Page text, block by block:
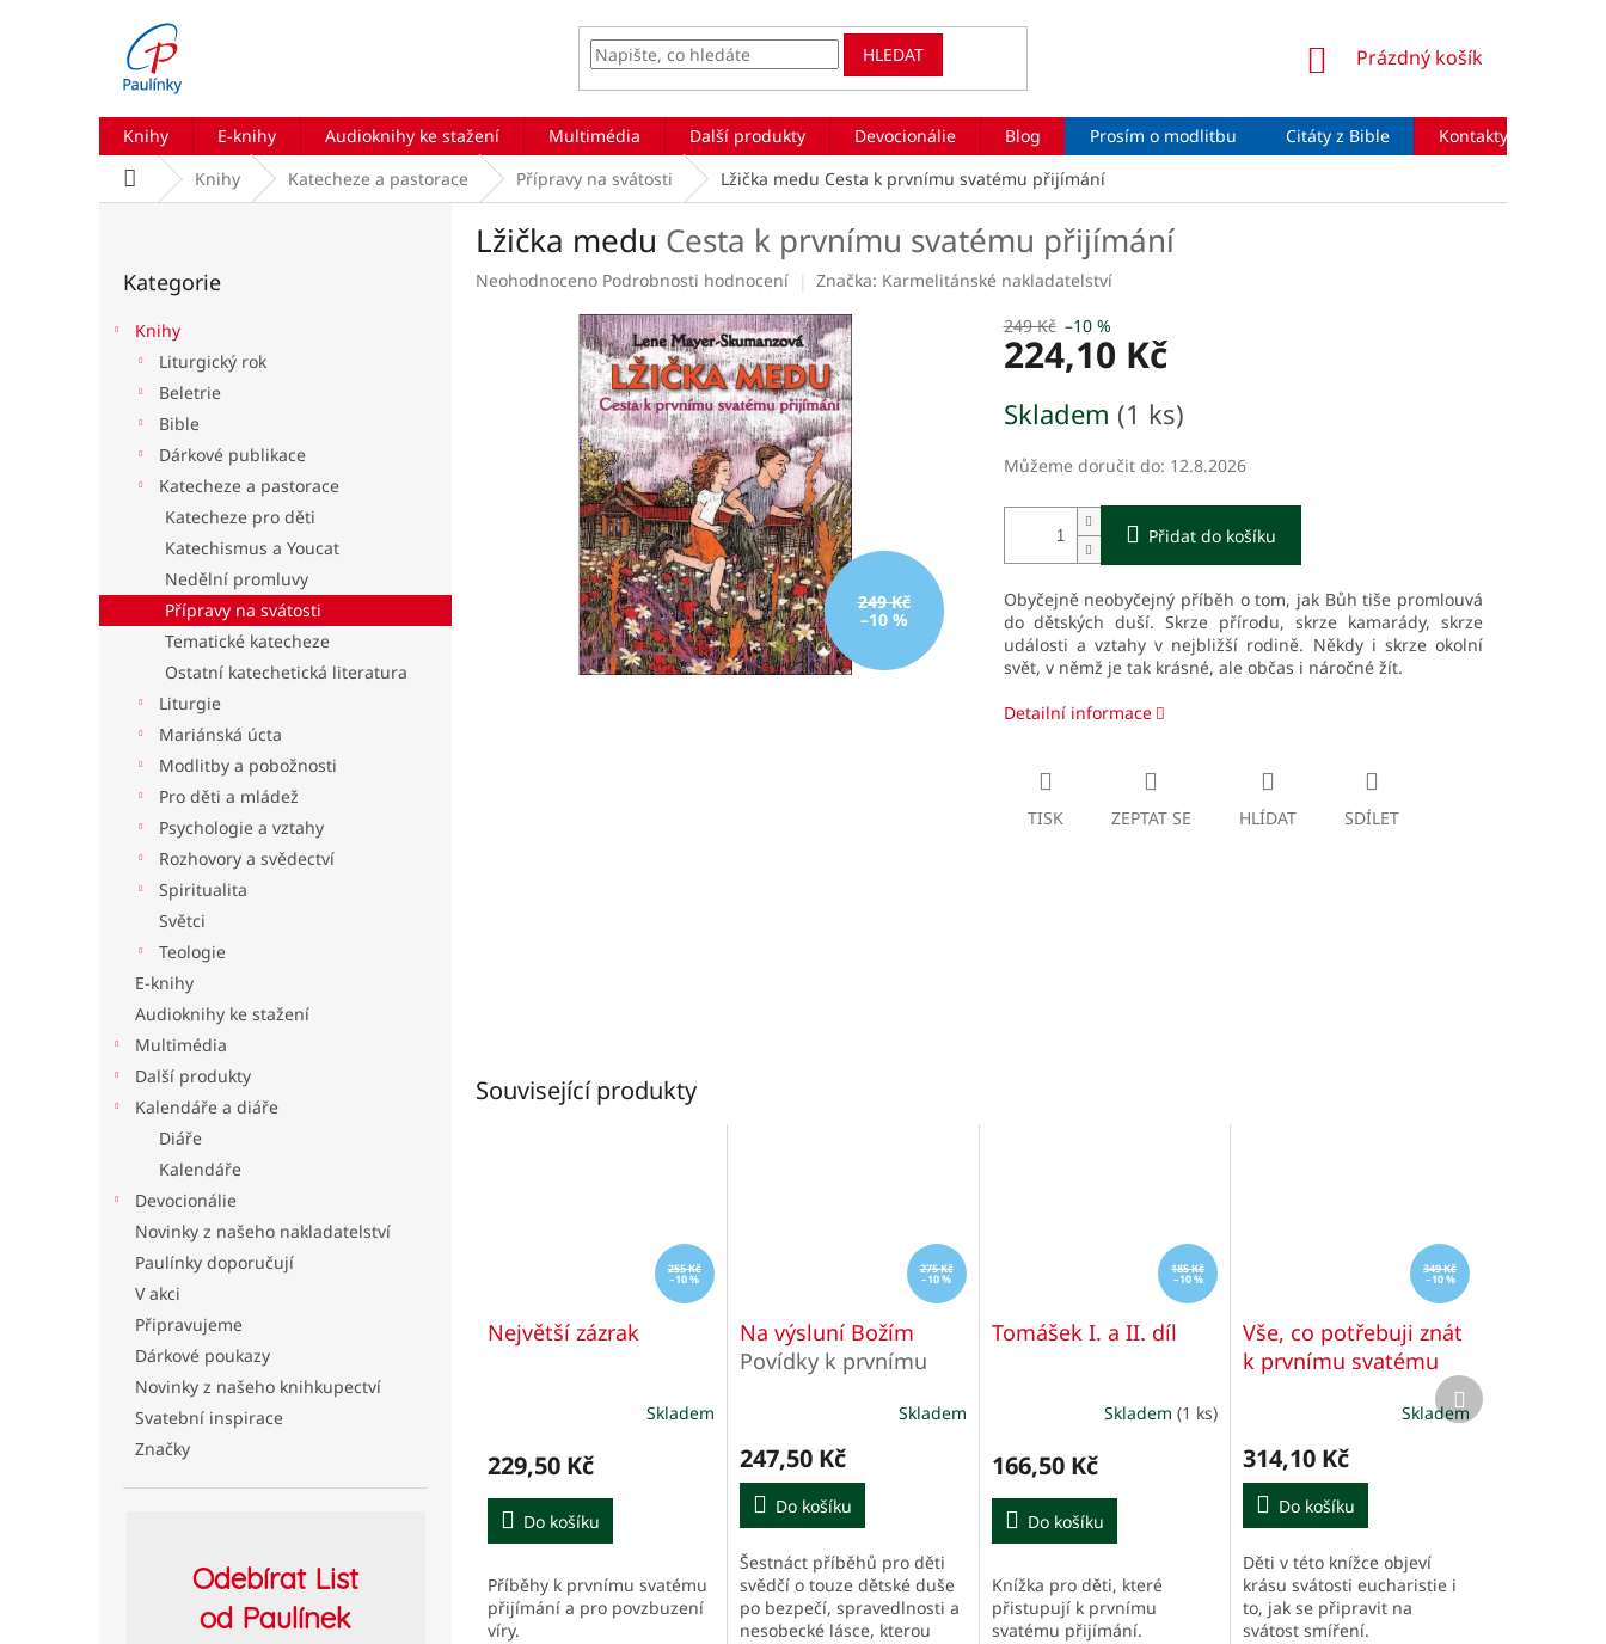
HLEDAT
NÁKUPNÍ
Prázdný košík
Knihy E-knihy Audioknihy ke stažení Multimédia Další produkty Devocionálie Blog Prosím o modlitbu Citáty z Bible Kontakty
Domů Knihy Katecheze a pastorace Přípravy na svátosti Lžička medu Cesta k prvnímu svatému přijímání
kategorie
Kategorie
Knihy
Liturgický rok
Beletrie
Bible
Dárkové publikace
Katecheze a pastorace
Katecheze pro děti
Katechismus a Youcat
Nedělní promluvy
Přípravy na svátosti
Tematické katecheze
Ostatní katechetická literatura
Liturgie
Mariánská úcta
Modlitby a pobožnosti
Pro děti a mládež
Psychologie a vztahy
Rozhovory a svědectví
Spiritualita
Světci
Teologie
E-knihy
Audioknihy ke stažení
Multimédia
Další produkty
Kalendáře a diáře
Diáře
Kalendáře
Devocionálie
Novinky z našeho nakladatelství
Paulínky doporučují
V akci
Připravujeme
Dárkové poukazy
Novinky z našeho knihkupectví
Svatební inspirace
Značky
OdebíratList
od Paulínek
Lžička medu Cesta k prvnímu svatému přijímání
Průměrné
Neohodnoceno Podrobnosti hodnocení Značka: Karmelitánské nakladatelství
249 Kč
–10 %
249 Kč –10 %
224,10 Kč
cena:
Skladem (1 ks)
Můžeme doručit do: 12.8.2026
Přidat do košíku
Obyčejně neobyčejný příběh o tom, jak Bůh tiše promlouvá
do dětských duší. Skrze přírodu, skrze kamarády, skrze
události a vztahy v nejbližší rodině. Někdy i skrze okolní
svět, v němž je tak krásné, ale občas i náročné žít.
Detailní informace
TISK ZEPTAT SE HLÍDAT SDÍLET
Související produkty
255 Kč
–10 %
Největší zázrak
Skladem
229,50 Kč
Do košíku
Příběhy k prvnímu svatému
přijímání a pro povzbuzení
víry.
275 Kč
–10 %
Na výsluní Božím
Povídky k prvnímu
Skladem
247,50 Kč
Do košíku
Šestnáct příběhů pro děti
svědčí o touze dětské duše
po bezpečí, spravedlnosti a
nesobecké lásce, kterou
185 Kč
–10 %
Tomášek I. a II. díl
Skladem(1 ks)
166,50 Kč
Do košíku
Knížka pro děti, které
přistupují k prvnímu
svatému přijímání.
349 Kč
–10 %
Vše, co potřebuji znát
k prvnímu svatému
Základy víry
v kvízech, modlitbách,
obrázcích, otázkách a
úkolech
produktu
je
5,0
z
5
hvězdiček.
Skladem
314,10 Kč
Do košíku
Děti v této knížce objeví
krásu svátosti eucharistie i
to, jak se připravit na
svátost smíření.
Další
produkt